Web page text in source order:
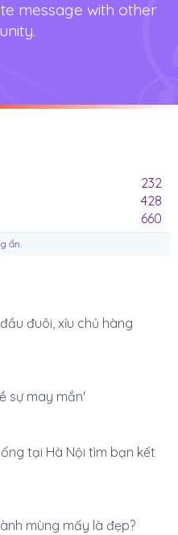
message with other
232
428
660
ẩn.
đuôi, xỉu chủ hàng
sự may mắn'
tại Hà Nội tìm bạn kết
mùng mấy là đẹp?